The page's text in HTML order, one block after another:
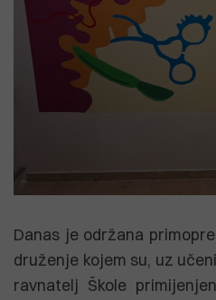
Danas je održana
druženje kojem su, uz
ravnatelj Škole